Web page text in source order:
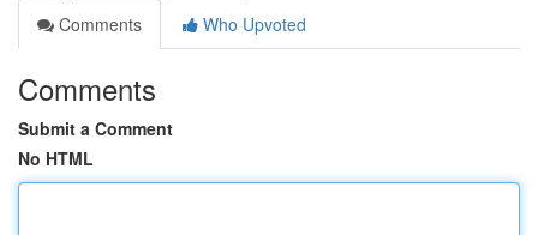
Comments
Who Upvoted
Comments
Submit a Comment
No HTML